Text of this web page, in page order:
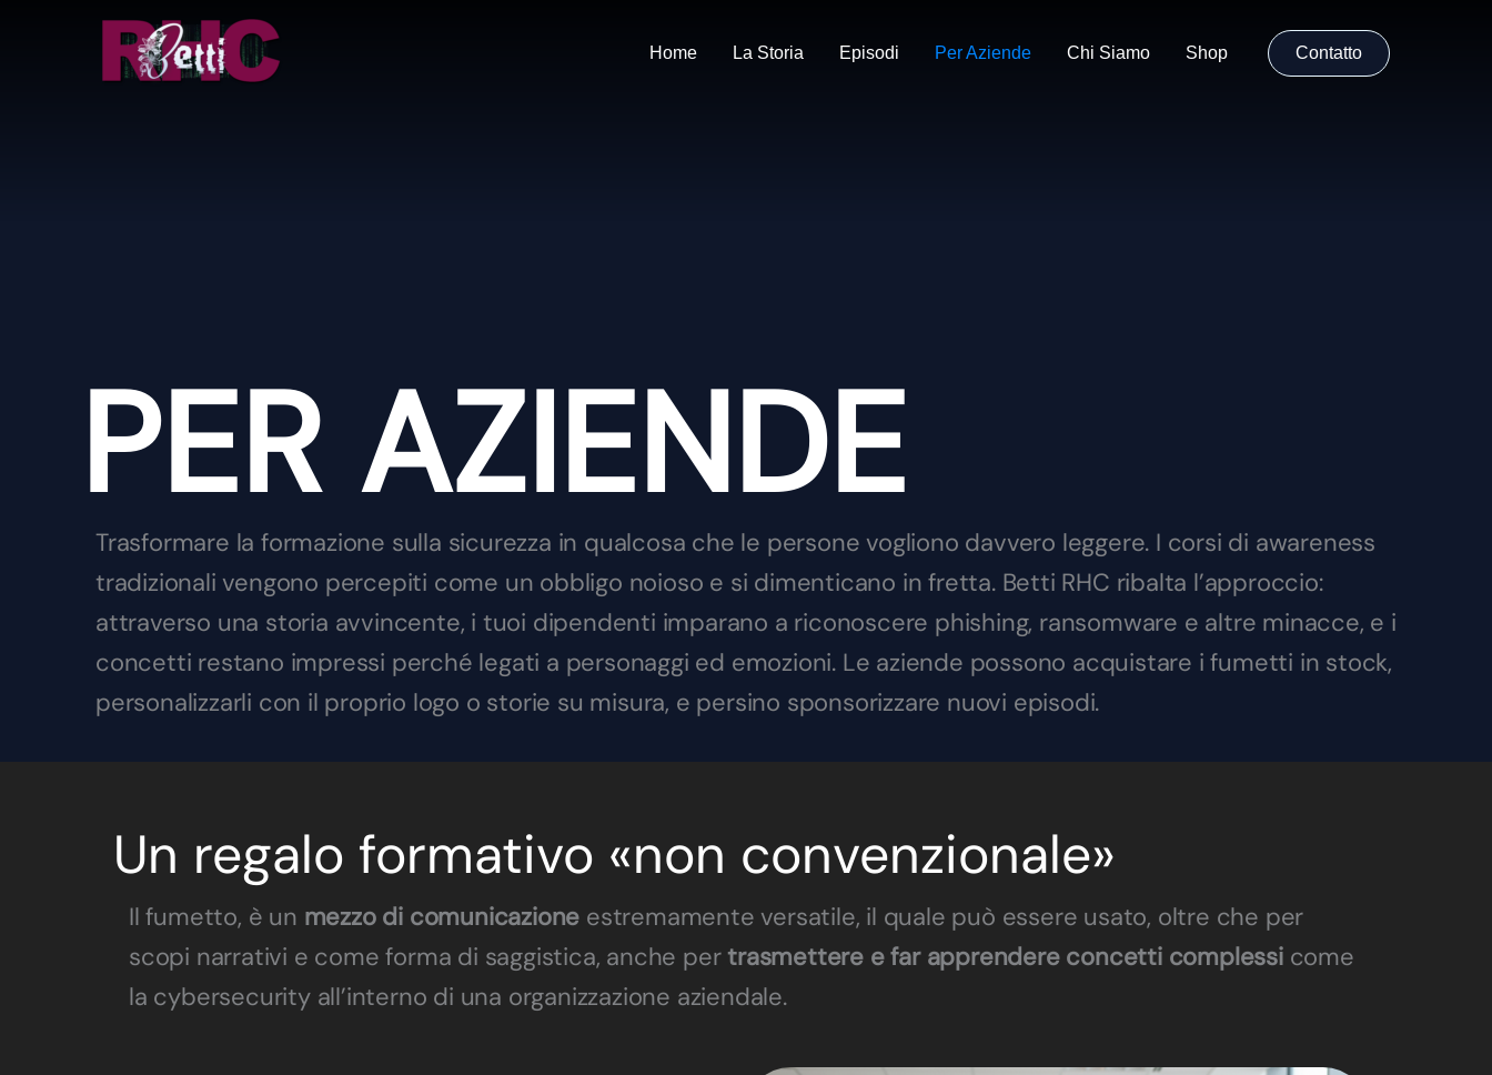
Home La Storia Episodi Per Aziende Chi Siamo Shop Contatto
PER AZIENDE
Trasformare la formazione sulla sicurezza in qualcosa che le persone vogliono davvero leggere. I corsi di awareness
tradizionali vengono percepiti come un obbligo noioso e si dimenticano in fretta. Betti RHC ribalta l’approccio:
attraverso una storia avvincente, i tuoi dipendenti imparano a riconoscere phishing, ransomware e altre minacce, e i
concetti restano impressi perché legati a personaggi ed emozioni. Le aziende possono acquistare i fumetti in stock,
personalizzarli con il proprio logo o storie su misura, e persino sponsorizzare nuovi episodi.
Un regalo formativo «non convenzionale»
Il fumetto, è un mezzo di comunicazione estremamente versatile, il quale può essere usato, oltre che per
scopi narrativi e come forma di saggistica, anche pertrasmettere e far apprendere concetti complessicome
la cybersecurity all’interno di una organizzazione aziendale.